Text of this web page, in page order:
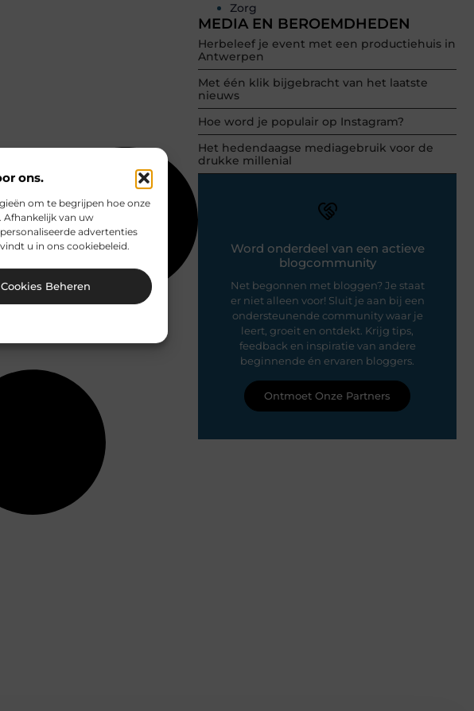
ons.
om te begrijpen hoe onze
van uw
advertenties
u in ons cookiebeleid.
Cookies Beheren
Zorg
MEDIA EN BEROEMDHEDEN
Herbeleef je event met een productiehuis in
Antwerpen
Met één klik bijgebracht van het laatste
nieuws
Hoe word je populair op Instagram?
Het hedendaagse mediagebruik voor de
drukke millenial
Word onderdeel van een actieve
blogcommunity
Net begonnen met bloggen? Je staat
er niet alleen voor! Sluit je aan bij een
ondersteunende community waar je
leert, groeit en ontdekt. Krijg tips,
feedback en inspiratie van andere
beginnende én ervaren bloggers.
Ontmoet Onze Partners